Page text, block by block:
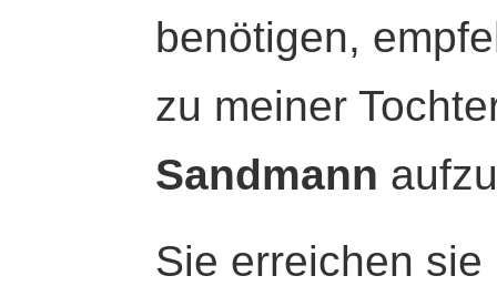
benötigen,
zu meiner
Sandmann
Sie erreichen sie